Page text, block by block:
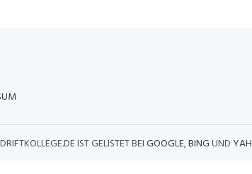
IST GELISTET BEIGOOGLE,BINGUND